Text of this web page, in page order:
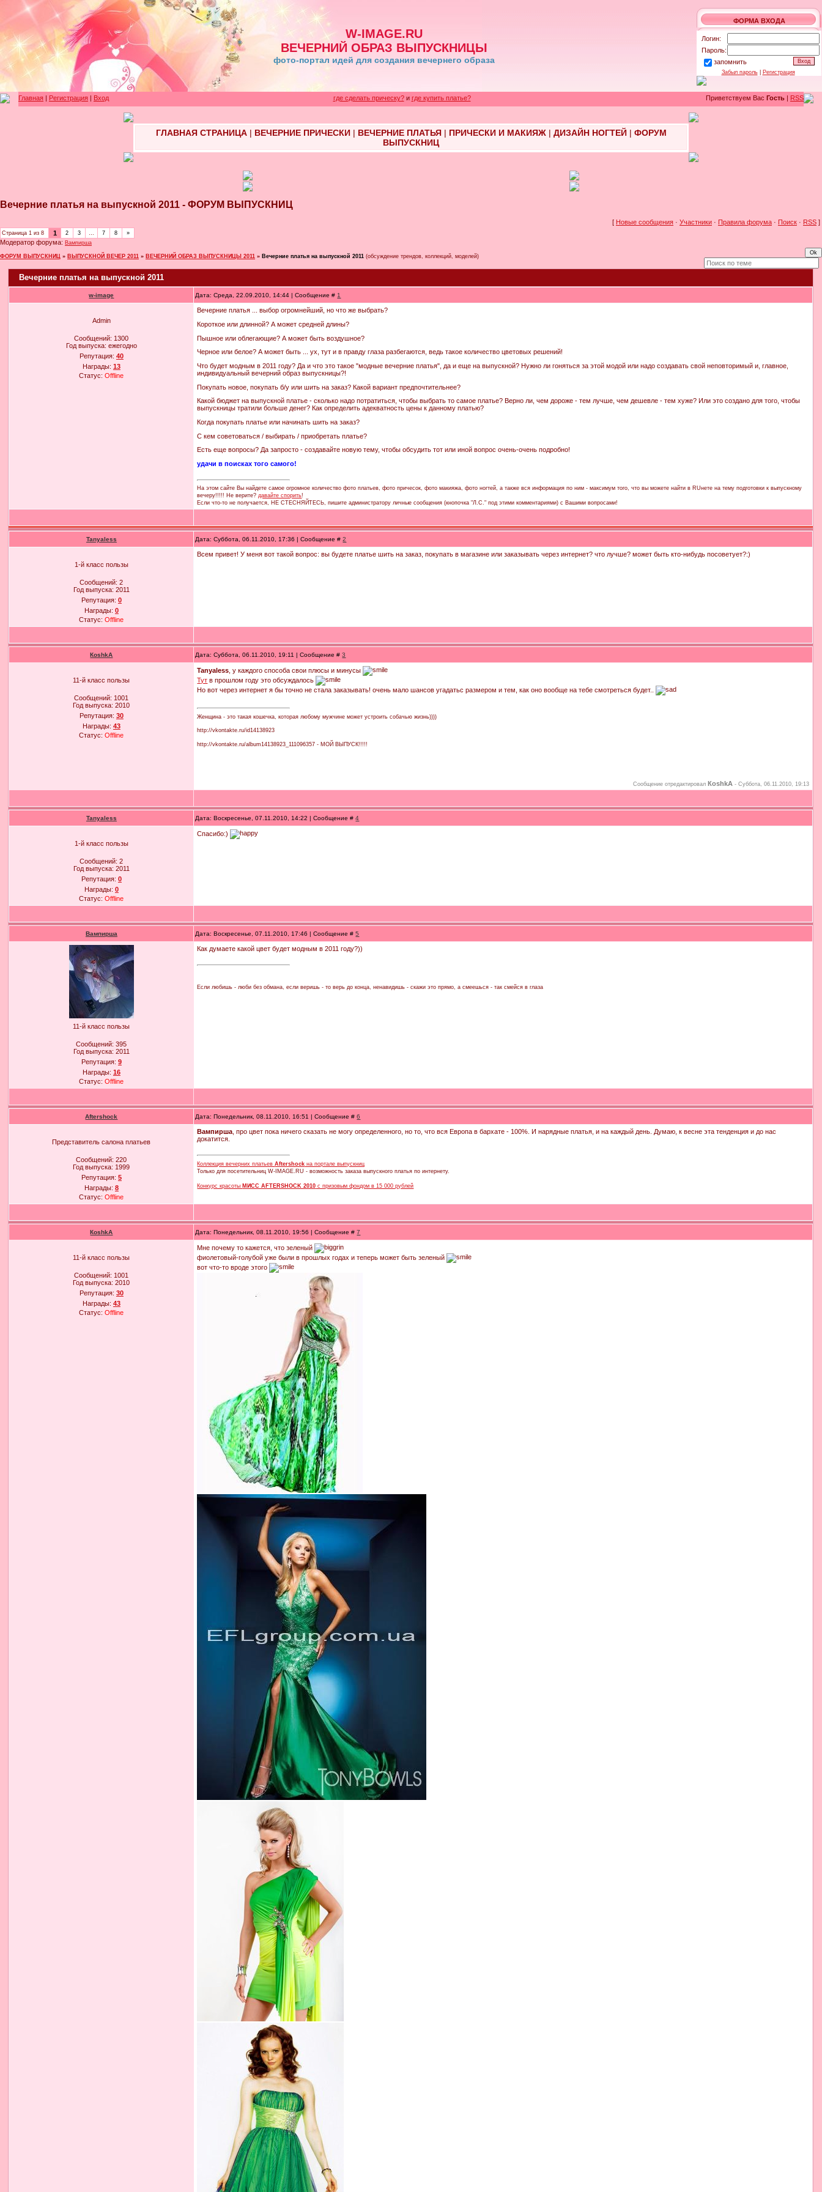
W-IMAGE.RU
ВЕЧЕРНИЙ ОБРАЗ ВЫПУСКНИЦЫ
фото-портал идей для создания вечернего образа
ФОРМА ВХОДА
Логин:
Пароль:
запомнить
Забыл пароль| Регистрация
Главная | Регистрация | Вход где сделать прическу?и где купить платье? Приветствуем Вас Гость | RSS
ГЛАВНАЯ СТРАНИЦА| ВЕЧЕРНИЕ ПРИЧЕСКИ| ВЕЧЕРНИЕ ПЛАТЬЯ| ПРИЧЕСКИ И МАКИЯЖ| ДИЗАЙН НОГТЕЙ| ФОРУМ
ВЫПУСКНИЦ
Вечерние платья на выпускной 2011 - ФОРУМ ВЫПУСКНИЦ
[ Новые сообщения · Участники · Правила форума · Поиск · RSS ]
Страница 1 из 8 1 2 3 … 7 8 »
Модератор форума: Вампирша
ФОРУМ ВЫПУСКНИЦ » ВЫПУСКНОЙ ВЕЧЕР 2011 » ВЕЧЕРНИЙ ОБРАЗ ВЫПУСКНИЦЫ 2011 » Вечерние платья на выпускной 2011 (обсуждение трендов, коллекций, моделей)
Вечерние платья на выпускной 2011
w-image Дата: Среда, 22.09.2010, 14:44 | Сообщение #1
Admin
Сообщений:1300
Год выпуска: ежегодно
Репутация: 40
Награды: 13
Статус:Offline
Вечерние платья ... выбор огромнейший, но что же выбрать?
Короткое или длинной? А может средней длины?
Пышное или облегающие? А может быть воздушное?
Черное или белое? А может быть ... ух, тут и в правду глаза разбегаются, ведь такое количество цветовых решений!
Что будет модным в 2011 году? Да и что это такое "модные вечерние платья", да и еще на выпускной? Нужно ли гоняться за этой модой или надо создавать свой неповторимый и, главное,
индивидуальный вечерний образ выпускницы?!
Покупать новое, покупать б/у или шить на заказ? Какой вариант предпочтительнее?
Какой бюджет на выпускной платье - сколько надо потратиться, чтобы выбрать то самое платье? Верно ли, чем дороже - тем лучше, чем дешевле - тем хуже? Или это создано для того, чтобы
выпускницы тратили больше денег? Как определить адекватность цены к данному платью?
Когда покупать платье или начинать шить на заказ?
С кем советоваться / выбирать / приобретать платье?
Есть еще вопросы? Да запросто - создавайте новую тему, чтобы обсудить тот или иной вопрос очень-очень подробно!
удачи в поисках того самого!
На этом сайте Вы найдете самое огромное количество фото платьев, фото причесок, фото макияжа, фото ногтей, а также вся информация по ним - максимум того, что вы можете найти в RUнете на тему подготовки к выпускному
вечеру!!!!! Не верите?давайте спорить!
Если что-то не получается, НЕ СТЕСНЯЙТЕСЬ, пишите администратору личные сообщения (кнопочка "Л.С." под этими комментариями) с Вашими вопросами!
Tanyaless Дата: Суббота, 06.11.2010, 17:36 | Сообщение #2
1-й класс пользы
Сообщений:2
Год выпуска: 2011
Репутация: 0
Награды: 0
Статус:Offline
Всем привет! У меня вот такой вопрос: вы будете платье шить на заказ, покупать в магазине или заказывать через интернет? что лучше? может быть кто-нибудь посоветует?:)
КoshkA Дата: Суббота, 06.11.2010, 19:11 | Сообщение #3
11-й класс пользы
Сообщений:1001
Год выпуска:2010
Репутация: 30
Награды: 43
Статус:Offline
Tanyaless , у каждого способа свои плюсы и минусы
Тут в прошлом году это обсуждалось
Но вот через интернет я бы точно не стала заказывать! очень мало шансов угадатьс размером и тем, как оно вообще на тебе смотреться будет..
Женщина - это такая кошечка, которая любому мужчине может устроить собачью жизнь))))
http://vkontakte.ru/id14138923
http://vkontakte.ru/album14138923_111096357 - МОЙ ВЫПУСК!!!!!
Сообщение отредактировал КoshkA -Суббота, 06.11.2010, 19:13
Tanyaless Дата: Воскресенье, 07.11.2010, 14:22 | Сообщение #4
1-й класс пользы
Сообщений:2
Год выпуска: 2011
Репутация: 0
Награды: 0
Статус:Offline
Спасибо:)
Вампирша Дата: Воскресенье, 07.11.2010, 17:46 | Сообщение #5
11-й класс пользы
Сообщений:395
Год выпуска: 2011
Репутация: 9
Награды: 16
Статус:Offline
Как думаете какой цвет будет модным в 2011 году?))
Если любишь - люби без обмана, если веришь - то верь до конца, ненавидишь - скажи это прямо, а смеешься - так смейся в глаза
Aftershock Дата: Понедельник, 08.11.2010, 16:51 | Сообщение #6
Представитель салона платьев
Сообщений:220
Год выпуска:1999
Репутация: 5
Награды: 8
Статус:Offline
Вампирша, про цвет пока ничего сказать не могу определенного, но то, что вся Европа в бархате - 100%. И нарядные платья, и на каждый день. Думаю, к весне эта тенденция и до нас
докатится.
Коллекция вечерних платьевAftershock на портале выпускниц
Только для посетительниц W-IMAGE.RU - возможность заказа выпускного платья по интернету.
Конкурс красоты МИСС AFTERSHOCK 2010 с призовым фондом в 15 000 рублей
КoshkA Дата: Понедельник, 08.11.2010, 19:56 | Сообщение #7
11-й класс пользы
Сообщений:1001
Год выпуска:2010
Репутация: 30
Награды: 43
Статус:Offline
Мне почему то кажется, что зеленый
фиолетовый-голубой уже были в прошлых годах и теперь может быть зеленый
вот что-то вроде этого